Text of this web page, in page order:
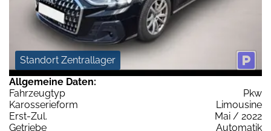
Standort Zentrallager
Allgemeine Daten:
Fahrzeugtyp
Pkw
Karosserieform
Limousine
Erst-Zul.
Mai / 2022
Getriebe
Automatik